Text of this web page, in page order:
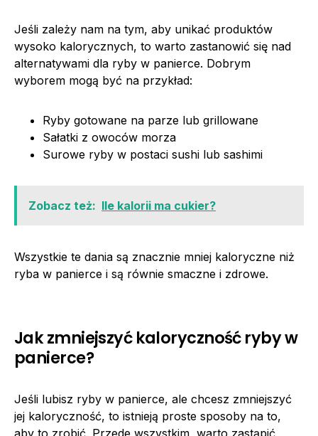
Jeśli zależy nam na tym, aby unikać produktów
wysoko kalorycznych, to warto zastanowić się nad
alternatywami dla ryby w panierce. Dobrym
wyborem mogą być na przykład:
Ryby gotowane na parze lub grillowane
Sałatki z owoców morza
Surowe ryby w postaci sushi lub sashimi
Zobacz też: Ile kalorii ma cukier?
Wszystkie te dania są znacznie mniej kaloryczne niż
ryba w panierce i są równie smaczne i zdrowe.
Jak zmniejszyć kaloryczność ryby w
panierce?
Jeśli lubisz ryby w panierce, ale chcesz zmniejszyć
jej kaloryczność, to istnieją proste sposoby na to,
aby to zrobić. Przede wszystkim, warto zastąpić